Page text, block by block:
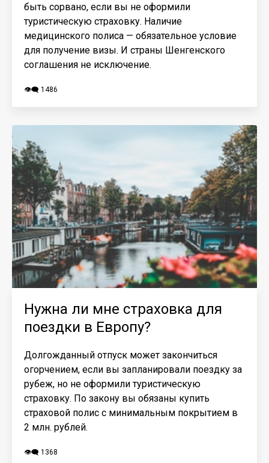
быть сорвано, если вы не оформили
туристическую страховку. Наличие
медицинского полиса — обязательное условие
для получение визы. И страны Шенгенского
соглашения не исключение.
👁️‍🗨️ 1486
Нужна ли мне страховка для
поездки в Европу?
Долгожданный отпуск может закончиться
огорчением, если вы запланировали поездку за
рубеж, но не оформили туристическую
страховку. По закону вы обязаны купить
страховой полис с минимальным покрытием в
2 млн. рублей.
👁️‍🗨️ 1368